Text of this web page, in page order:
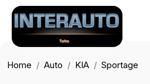
Home Auto KIA Sportage